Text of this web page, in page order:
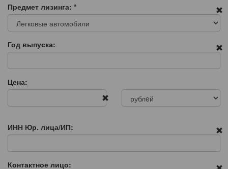
Предмет лизинга: *
Год выпуска:
Цена:
ИНН Юр. лица/ИП:
Контактное лицо: